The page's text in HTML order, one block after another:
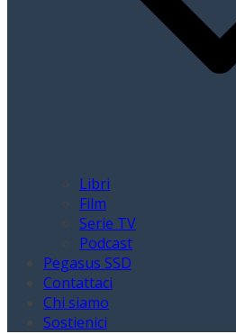
Libri
Film
Serie TV
Podcast
Pegasus SSD
Contattaci
Chi siamo
Sostienici